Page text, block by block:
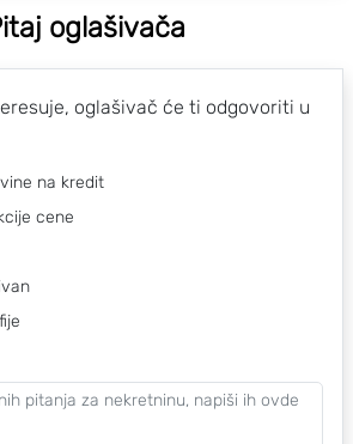
oglašivača
oglašivač će ti odgovoriti u
na kredit
cene